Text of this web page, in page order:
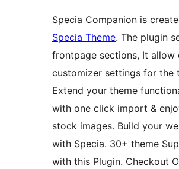
Specia Companion is
Specia Theme. The plugin
frontpage sections, It allow
customizer settings for the
Extend your theme
with one click import &
stock images. Build your
with Specia. 30+ theme
with this Plugin. Checkout